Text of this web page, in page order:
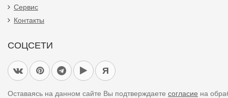
Сервис
Контакты
СОЦСЕТИ
Я
Оставаясь на данном сайте Вы подтверждаете согласие на